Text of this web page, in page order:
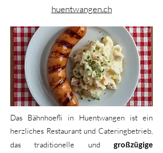
huentwangen.ch
Das Bähnhoefli in Huentwangen ist ein
herzliches Restaurant und Cateringbetrieb,
das traditionelle und großzügige